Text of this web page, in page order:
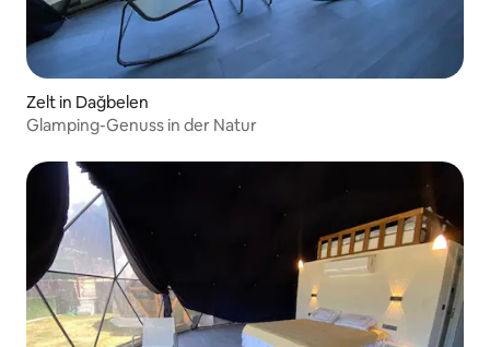
Zelt in Dağbelen
Glamping-Genuss in der Natur